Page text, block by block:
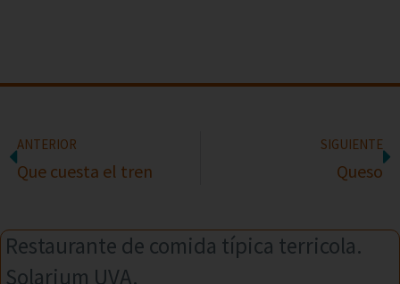
ANTERIOR
Que cuesta el tren
SIGUIENTE
Queso
Restaurante de comida típica terricola.
Solarium UVA.